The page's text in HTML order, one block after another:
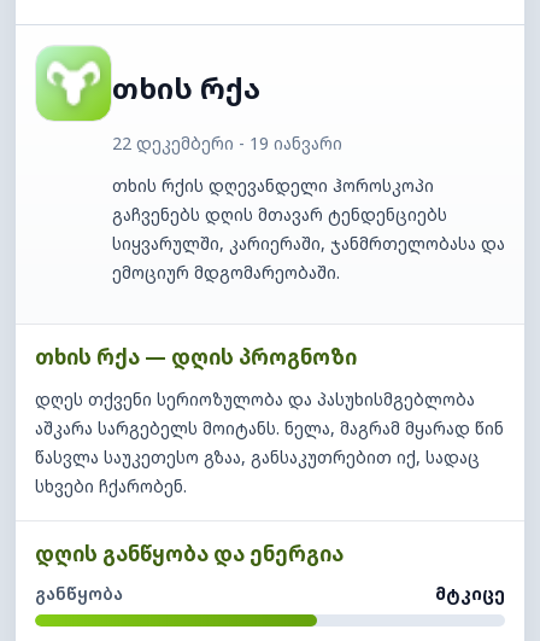
თხის რქა
22 დეკემბერი - 19 იანვარი
თხის რქის დღევანდელი ჰოროსკოპი
გაჩვენებს დღის მთავარ ტენდენციებს
სიყვარულში, კარიერაში, ჯანმრთელობასა და
ემოციურ მდგომარეობაში.
თხის რქა — დღის პროგნოზი
დღეს თქვენი სერიოზულობა და პასუხისმგებლობა
აშკარა სარგებელს მოიტანს. ნელა, მაგრამ მყარად წინ
წასვლა საუკეთესო გზაა, განსაკუთრებით იქ, სადაც
სხვები ჩქარობენ.
დღის განწყობა და ენერგია
განწყობა მტკიცე